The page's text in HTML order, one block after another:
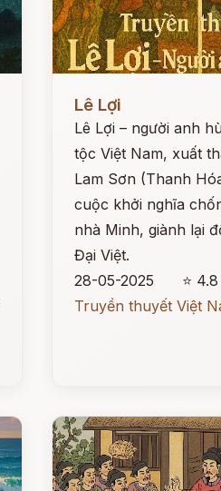
Lê Lợi
Lê Lợi – người anh
tộc Việt Nam, xuất
Lam Sơn (Thanh
cuộc khởi nghĩa
nhà Minh, giành lại
Đại Việt.
28-05-2025
⭐ 4.8
Truyền thuyết Việt